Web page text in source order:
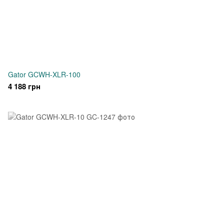
Gator GCWH-XLR-100
4 188 грн